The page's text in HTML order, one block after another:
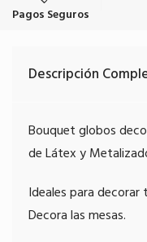
Pagos Seguros
Descripción
Bouquet globos
de Látex y
Ideales para
Decora las mesas.